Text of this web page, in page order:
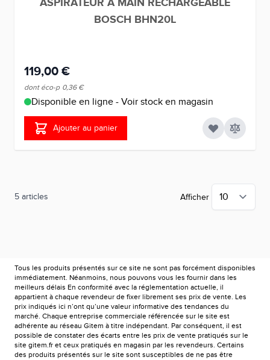
ASPIRATEUR A MAIN RECHARGEABLE
BOSCH BHN20L
119,00 €
dont éco-p 0,36 €
Disponible en ligne - Voir stock en magasin
Ajouter au panier
5 articles Afficher
Tous les produits présentés sur ce site ne sont pas forcément disponibles
immédiatement. Néanmoins, nous pouvons vous les fournir dans les
meilleurs délais En conformité avec la réglementation actuelle, il
appartient à chaque revendeur de fixer librement ses prix de vente. Les
prix indiqués ici n’ont qu’une valeur informative des tendances du
marché. Chaque entreprise commerciale référencée sur le site est
adhérente au réseau Gitem à titre indépendant. Par conséquent, il est
possible de constater des écarts entre les prix de vente pratiqués sur le
site gitem.fr et ceux pratiqués en magasin par les revendeurs. Certains
des produits présentés sur le site sont susceptibles de ne pas être